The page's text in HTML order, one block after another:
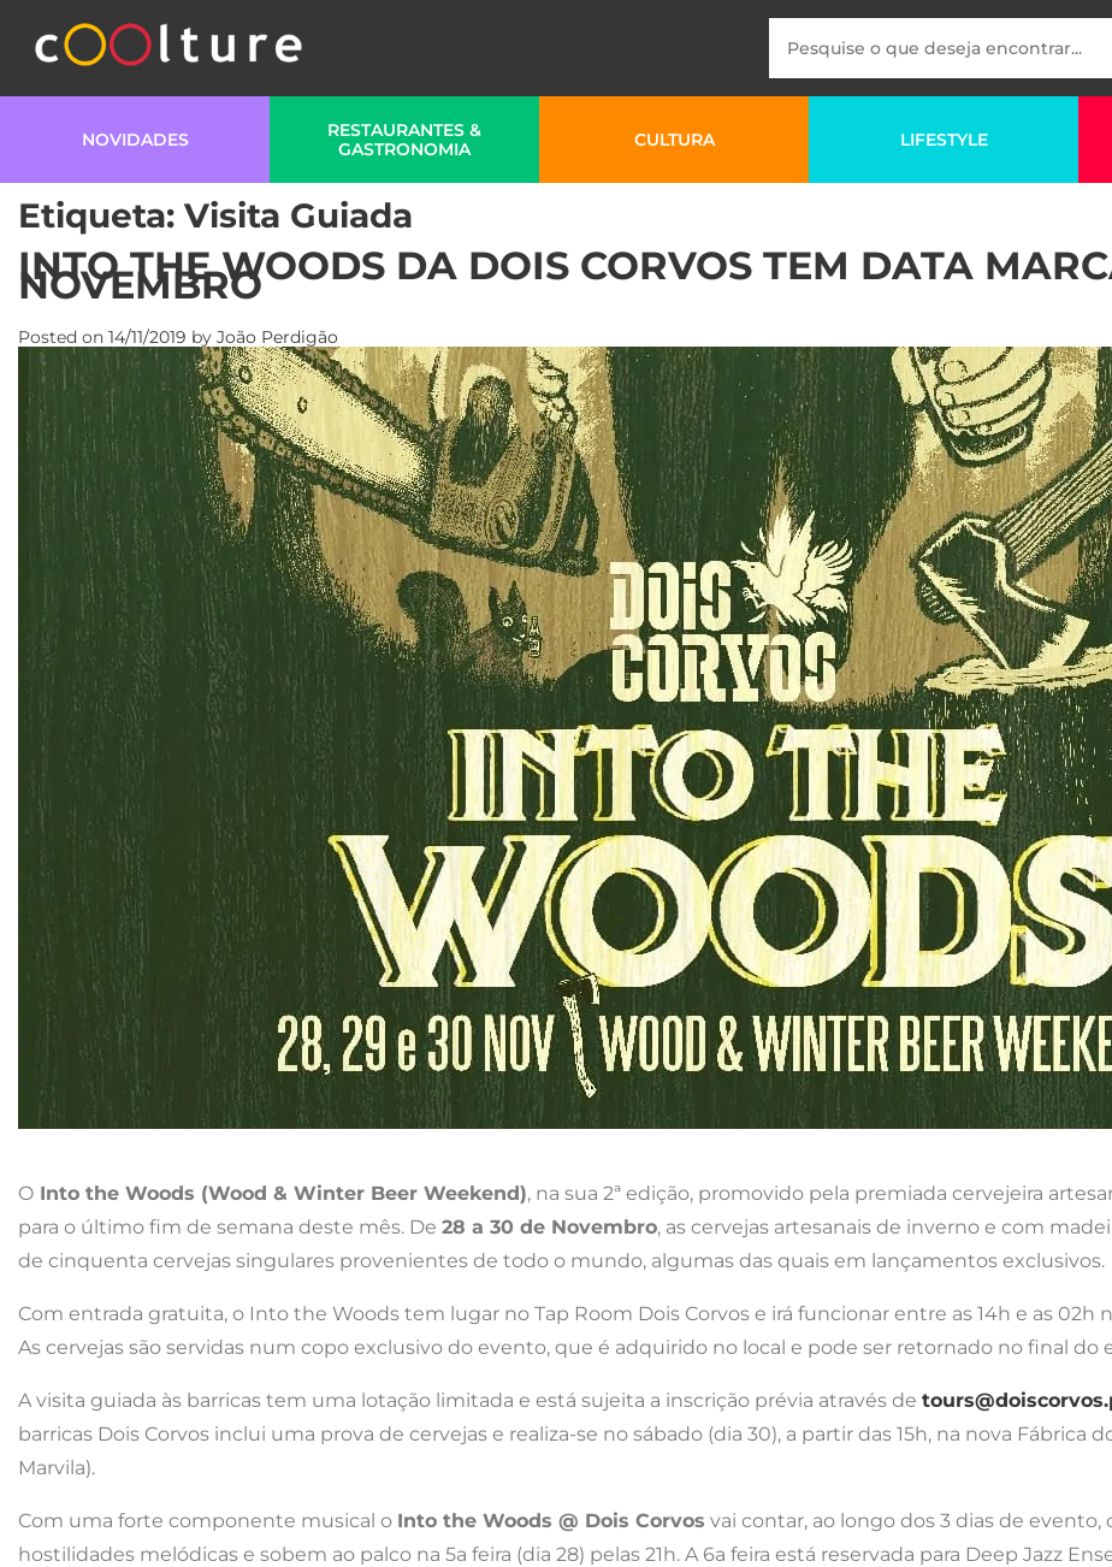
NOVIDADES
RESTAURANTES &
GASTRONOMIA
CULTURA LIFESTYLE
Etiqueta: Visita Guiada
INTO THE WOODS DA DOIS CORVOS TEM DATA
NOVEMBRO
Posted on 14/11/2019 by João Perdigão
O Into the Woods (Wood & Winter Beer Weekend), na sua 2ª edição, promovido pela premiada cervejeira
para o último fim de semana deste mês. De 28 a 30 de Novembro, as cervejas artesanais de inverno e com
de cinquenta cervejas singulares provenientes de todo o mundo, algumas das quais em lançamentos exclusivos.
Com entrada gratuita, o Into the Woods tem lugar no Tap Room Dois Corvos e irá funcionar entre as 14h e as 02h
As cervejas são servidas num copo exclusivo do evento, que é adquirido no local e pode ser retornado no final do
A visita guiada às barricas tem uma lotação limitada e está sujeita a inscrição prévia através de
barricas Dois Corvos inclui uma prova de cervejas e realiza-se no sábado (dia 30), a partir das 15h, na nova Fábrica
Marvila).
Com uma forte componente musical o Into the Woods @ Dois Corvos vai contar, ao longo dos 3 dias de
hostilidades melódicas e sobem ao palco na 5a feira (dia 28) pelas 21h. A 6a feira está reservada para Deep Jazz